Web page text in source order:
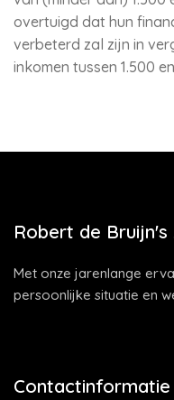
overtuigd dat hun
verbeterd zal zijn in
inkomen tussen 1.500
Robert de Bruijn's
Met onze jarenlange
persoonlijke situatie en
Contactinformatie